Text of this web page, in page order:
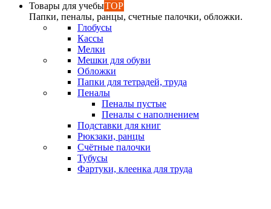
Товары для учебыTOP
Папки, пеналы, ранцы, счетные палочки, обложки.
Глобусы
Кассы
Мелки
Мешки для обуви
Обложки
Папки для тетрадей, труда
Пеналы
Пеналы пустые
Пеналы с наполнением
Подставки для книг
Рюкзаки, ранцы
Счётные палочки
Тубусы
Фартуки, клеенка для труда